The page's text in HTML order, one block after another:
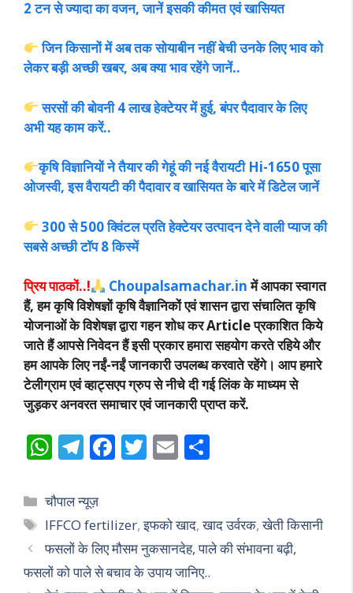
2 टन से ज्यादा का वजन, जानें इसकी कीमत एवं खासियत
जिन किसानों में अब तक सोयाबीन नहीं बेची उनके लिए भाव को
लेकर बड़ी अच्छी खबर, अब क्या भाव रहेंगे जानें..
सरसों की बोवनी 4 लाख हेक्टेयर में हुई, बंपर पैदावार के लिए
अभी यह काम करें..
कृषि विज्ञानियों ने तैयार की गेहूं की नई वैरायटी Hi-1650 पूसा
ओजस्वी, इस वैरायटी की पैदावार व खासियत के बारे में डिटेल जानें
300 से 500 क्विंटल प्रति हेक्टेयर उत्पादन देने वाली प्याज की
सबसे अच्छी टॉप 8 किस्में
प्रिय पाठकों..! Choupalsamachar.inमें आपका स्वागत
हैं, हम कृषि विशेषज्ञों कृषि वैज्ञानिकों एवं शासन द्वारा संचालित कृषि
योजनाओं के विशेषज्ञ द्वारा गहन शोध कर Article प्रकाशित किये
जाते हैं आपसे निवेदन हैं इसी प्रकार हमारा सहयोग करते रहिये और
हम आपके लिए नईं-नईं जानकारी उपलब्ध करवाते रहेंगे। आप हमारे
टेलीग्राम एवं व्हाट्सएप ग्रुप से नीचे दी गई लिंक के माध्यम से
जुड़कर अनवरत समाचार एवं जानकारी प्राप्त करें.
W
h
at
s
A
p
T
el
e
gr
a
m
F
ac
b
o
o
T
w
er
E
m
l e
Categories
चौपाल न्यूज़
Tags
IFFCO fertilizer,इफको खाद,खाद उर्वरक,खेती किसानी
फसलों के लिए मौसम नुकसानदेह, पाले की संभावना बढ़ी,
फसलों को पाले से बचाव के उपाय जानिए..